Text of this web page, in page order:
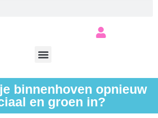
binnenhoven opnieuw
en groen in?